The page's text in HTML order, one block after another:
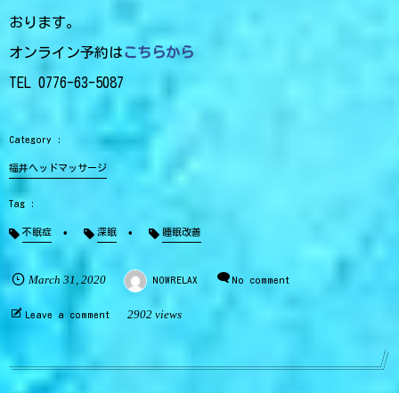
おります。
オンライン予約はこちらから
TEL 0776-63-5087
福井ヘッドマッサージ
不眠症 深眠 睡眠改善
March 31 , 2020 NOWRELAX No comment
Leave a comment 2902 views